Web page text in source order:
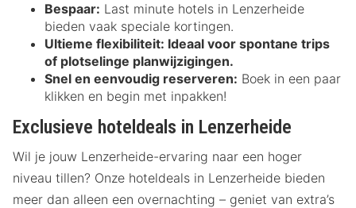
Bespaar: Last minute hotels in Lenzerheide
bieden vaak speciale kortingen.
Ultieme flexibiliteit: Ideaal voor spontane trips
of plotselinge planwijzigingen.
Snel en eenvoudig reserveren: Boek in een paar
klikken en begin met inpakken!
Exclusieve hoteldeals in Lenzerheide
Wil je jouw Lenzerheide-ervaring naar een hoger
niveau tillen? Onze hoteldeals in Lenzerheide bieden
meer dan alleen een overnachting – geniet van extra’s